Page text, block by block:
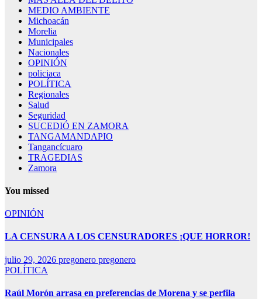
MEDIO AMBIENTE
Michoacán
Morelia
Municipales
Nacionales
OPINIÓN
policiaca
POLÍTICA
Regionales
Salud
Seguridad
SUCEDIÓ EN ZAMORA
TANGAMANDAPIO
Tangancícuaro
TRAGEDIAS
Zamora
You missed
OPINIÓN
LA CENSURA A LOS CENSURADORES ¡QUE HORROR!
julio 29, 2026 pregonero pregonero
POLÍTICA
Raúl Morón arrasa en preferencias de Morena y se perfila